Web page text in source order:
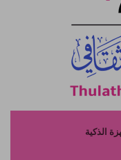
الذكية